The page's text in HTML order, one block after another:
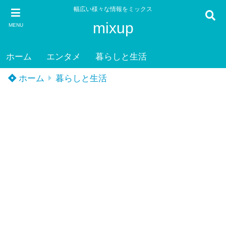
MENU
幅広い様々な情報をミックス
mixup
ホーム エンタメ 暮らしと生活
ホーム 暮らしと生活